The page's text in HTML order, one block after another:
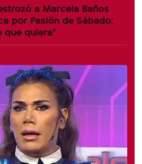
a Marcela Baños
por Pasión de Sábado:
que quiera"